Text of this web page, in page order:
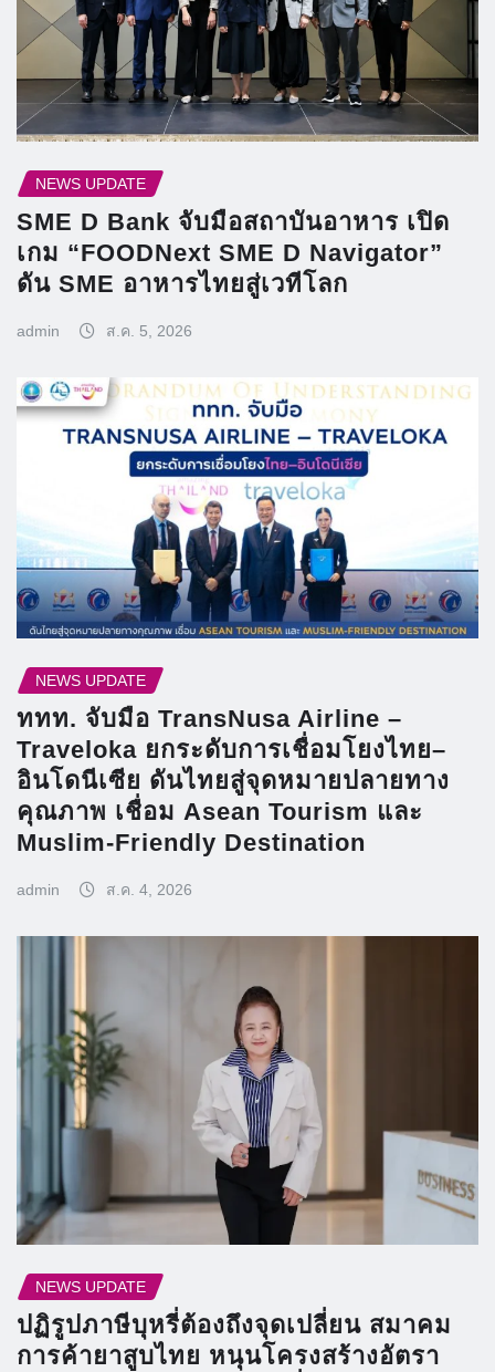
NEWS UPDATE
SME D Bank จับมือสถาบันอาหาร เปิด
เกม “FOODNext SME D Navigator”
ดัน SME อาหารไทยสู่เวทีโลก
admin ส.ค. 5, 2026
NEWS UPDATE
ททท. จับมือ TransNusa Airline –
Traveloka ยกระดับการเชื่อมโยงไทย–
อินโดนีเซีย ดันไทยสู่จุดหมายปลายทาง
คุณภาพ เชื่อม Asean Tourism และ
Muslim-Friendly Destination
admin ส.ค. 4, 2026
NEWS UPDATE
ปฏิรูปภาษีบุหรี่ต้องถึงจุดเปลี่ยน สมาคม
การค้ายาสูบไทย หนุนโครงสร้างอัตรา